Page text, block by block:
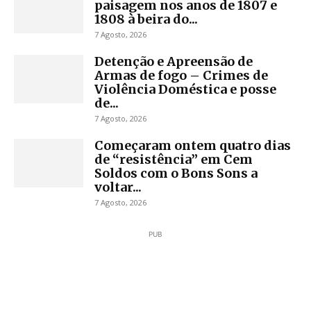
paisagem nos anos de 1807 e
1808 à beira do...
7 Agosto, 2026
Detenção e Apreensão de
Armas de fogo – Crimes de
Violência Doméstica e posse
de...
7 Agosto, 2026
Começaram ontem quatro dias
de “resistência” em Cem
Soldos com o Bons Sons a
voltar...
7 Agosto, 2026
PUB